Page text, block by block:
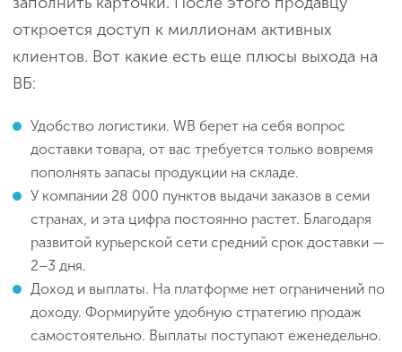
откроется доступ к миллионам активных
клиентов. Вот какие есть еще плюсы выхода на
ВБ:
Удобство логистики. WB берет на себя вопрос
доставки товара, от вас требуется только вовремя
пополнять запасы продукции на складе.
У компании 28 000 пунктов выдачи заказов в семи
странах, и эта цифра постоянно растет. Благодаря
развитой курьерской сети средний срок доставки —
2–3 дня.
Доход и выплаты. На платформе нет ограничений по
доходу. Формируйте удобную стратегию продаж
самостоятельно. Выплаты поступают еженедельно.